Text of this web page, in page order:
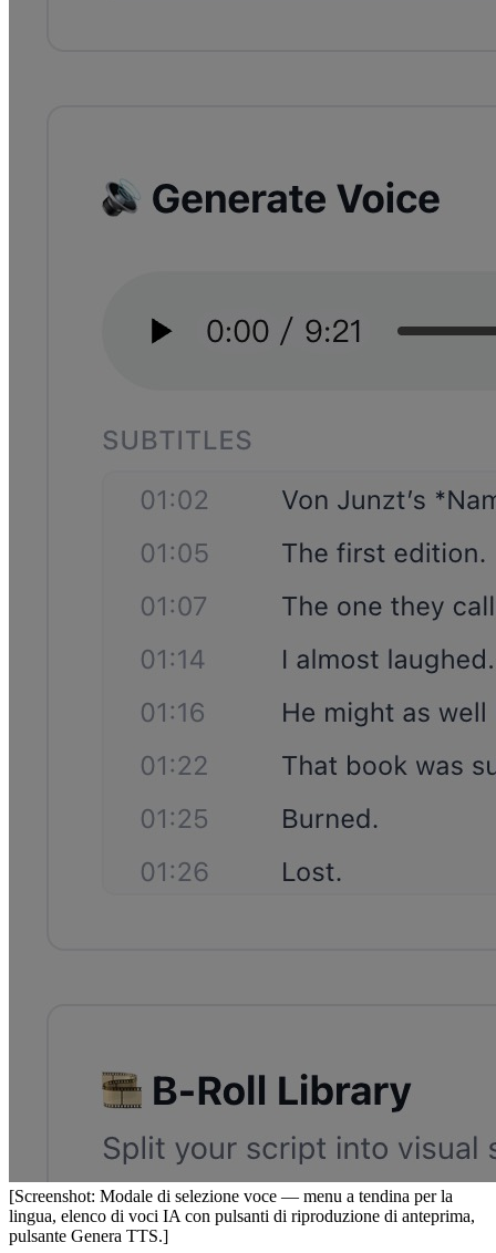
[Screenshot: Modale di selezione voce — menu a tendina per la
lingua, elenco di voci IA con pulsanti di riproduzione di anteprima,
pulsante Genera TTS.]